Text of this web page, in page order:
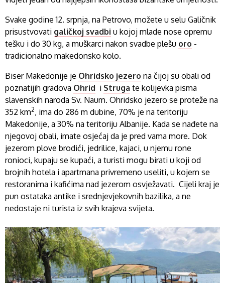
Svake godine 12. srpnja, na Petrovo, možete u selu Galičnik
prisustvovati galičkoj svadbi u kojoj mlade nose opremu
tešku i do 30 kg, a muškarci nakon svadbe plešu oro -
tradicionalno makedonsko kolo.
Biser Makedonije je Ohridsko jezero na čijoj su obali od
poznatijih gradova Ohrid i Struga te kolijevka pisma
slavenskih naroda Sv. Naum. Ohridsko jezero se proteže na
352 km2, ima do 286 m dubine, 70% je na teritoriju
Makedonije, a 30% na teritoriju Albanije. Kada se nađete na
njegovoj obali, imate osjećaj da je pred vama more. Dok
jezerom plove brodići, jedrilice, kajaci, u njemu rone
ronioci, kupaju se kupaći, a turisti mogu birati u koji od
brojnih hotela i apartmana privremeno useliti, u kojem se
restoranima i kafićima nad jezerom osvježavati. Cijeli kraj je
pun ostataka antike i srednjevjekovnih bazilika, a ne
nedostaje ni turista iz svih krajeva svijeta.